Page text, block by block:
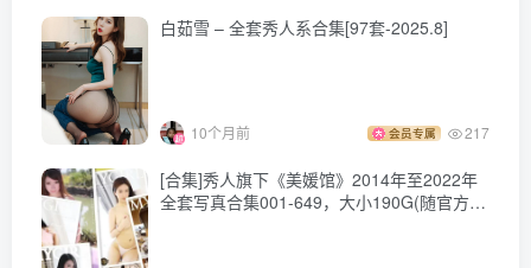
白茹雪 – 全套秀人系合集[97套-2025.8]
10个月前 会员专属 217
[合集]秀人旗下《美媛馆》2014年至2022年
全套写真合集001-649，大小190G(随官方更